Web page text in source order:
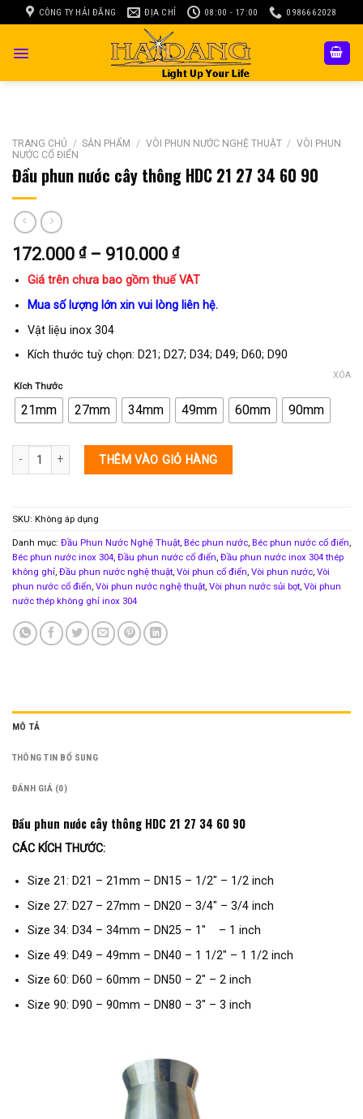
to
CÔNG TY HẢI ĐĂNG ĐỊA CHỈ 08:00 - 17:00 0986662028
TRANG CHỦ / SẢN PHẨM / VÒI PHUN NƯỚC NGHỆ THUẬT / VÒI PHUN
NƯỚC CỔ ĐIỂN
Đầu phun nước cây thông HDC 21 27 34 60 90
172.000 ₫ – 910.000 ₫Khoảng
giá:
từ
172.000 ₫
Giá trên chưa bao gồm thuế VAT
Mua số lượng lớn xin vui lòng liên hệ.
Vật liệu inox 304
Kích thước tuỳ chọn: D21; D27; D34; D49; D60; D90
Kích Thước
21mm 27mm 34mm 49mm 60mm 90mm
XÓA
Đầu phun nước cây thông HDC 21 27 34 60 90 số lượng
THÊM VÀO GIỎ HÀNG
SKU: Không áp dụng
Danh mục: Đầu Phun Nước Nghệ Thuật Béc phun nước Béc phun nước cổ điển
Béc phun nước inox 304 Đầu phun nước cổ điển Đầu phun nước inox 304 thép
không ghỉ Đầu phun nước nghệ thuật Vòi phun cổ điển Vòi phun nước Vòi
phun nước cổ điển Vòi phun nước nghệ thuật Vòi phun nước sủi bọt Vòi phun
nước thép không ghỉ inox 304
MÔ TẢ
THÔNG TIN BỔ SUNG
ĐÁNH GIÁ (0)
Đầu phun nước cây thông HDC 21 27 34 60 90
CÁC KÍCH THƯỚC:
Size 21: D21 – 21mm – DN15 – 1/2″ – 1/2 inch
Size 27: D27 – 27mm – DN20 – 3/4″ – 3/4 inch
Size 34: D34 – 34mm – DN25 – 1″ – 1 inch
Size 49: D49 – 49mm – DN40 – 1 1/2″ – 1 1/2 inch
Size 60: D60 – 60mm – DN50 – 2″ – 2 inch
Size 90: D90 – 90mm – DN80 – 3″ – 3 inch